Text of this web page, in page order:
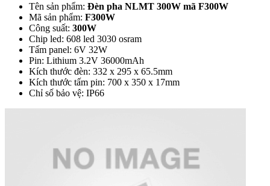
Tên sản phẩm: Đèn pha NLMT 300W mã F300W
Mã sản phẩm: F300W
Công suất: 300W
Chip led: 608 led 3030 osram
Tấm panel: 6V 32W
Pin: Lithium 3.2V 36000mAh
Kích thước đèn: 332 x 295 x 65.5mm
Kích thước tấm pin: 700 x 350 x 17mm
Chỉ số bảo vệ: IP66